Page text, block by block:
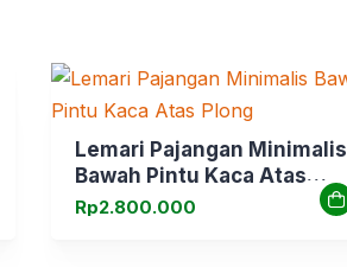
Lemari Pajangan Minimalis
Bawah Pintu Kaca Atas
Plong
Rp2.800.000